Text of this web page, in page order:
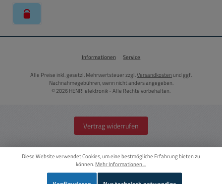
Informationen Service
Alle Preise inkl. gesetzl. Mehrwertsteuer zzgl.Versandkosten und ggf.
Nachnahmegebühren, wenn nicht anders angegeben.
© 2026 HENRI elektronik - Alle Rechte vorbehalten.
Vertrag widerrufen
Diese Website verwendet Cookies, um eine bestmögliche Erfahrung bieten zu
können.Mehr Informationen ...